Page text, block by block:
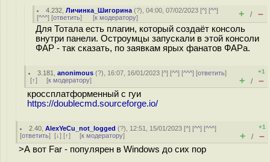
4.232 ,Личинка_Шигорина (?), 04:00, 07/02/2023 [^] [^^]
[^^^] [ответить] [к модератору] + / –
Для Тотала есть плагин, который создаёт консоль
внутри панели. Остроумцы запускали в этой консоли
ФАР - так сказать, по заявкам ярых фанатов ФАРа.
3.181 ,anonimous (?), 16:07, 16/01/2023 [^] [^^] [^^^] [ответить]
[↑] [к модератору]
+1
+ / –
кроссплатформенный с гуи
https://doublecmd.sourceforge.io/
2.40 ,AlexYeCu_not_logged (?), 12:51, 15/01/2023 [^] [^^] [^^^]
[ответить] [↓] [↑] [к модератору]
+1
+ / –
>А вот Far - популярен в Windows до сих пор